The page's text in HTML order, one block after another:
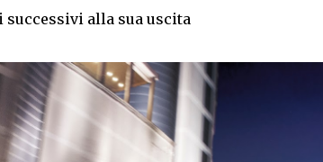
alla sua uscita